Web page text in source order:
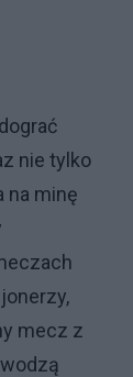
nie tylko
na minę
mecz z